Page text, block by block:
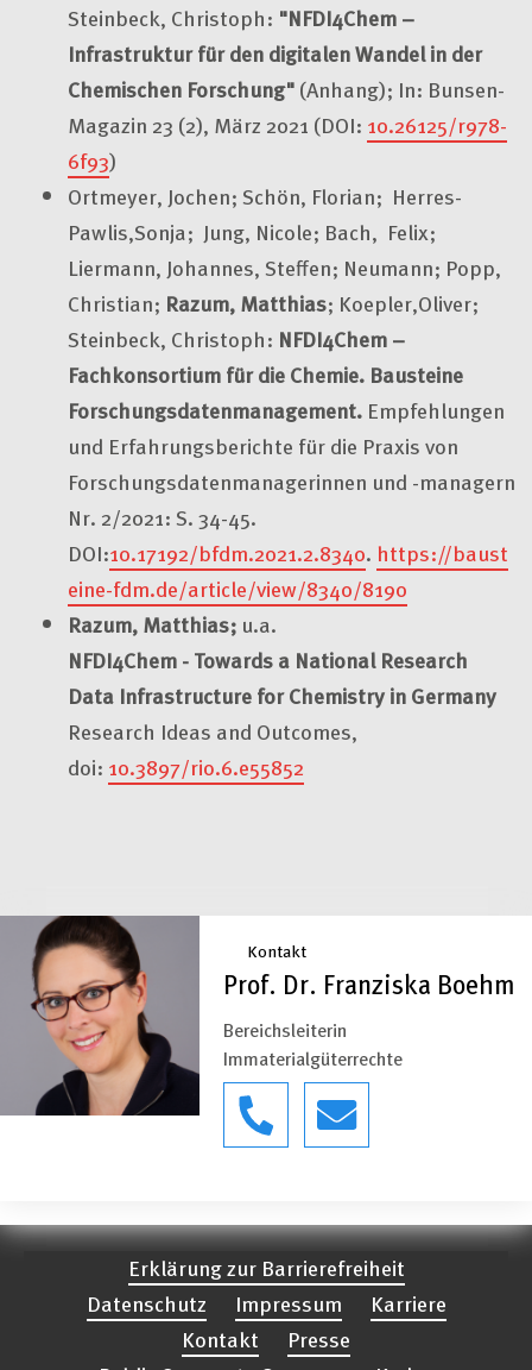
Steinbeck, Christoph: "NFDI4Chem –
Infrastruktur für den digitalen Wandel in der
Chemischen Forschung"(Anhang); In: Bunsen-
Magazin 23 (2), März 2021 (DOI: 10.26125/r978-
6f93)
Ortmeyer, Jochen; Schön, Florian; Herres-
Pawlis,Sonja; Jung, Nicole; Bach, Felix;
Liermann, Johannes, Steffen; Neumann; Popp,
Christian; Razum, Matthias; Koepler,Oliver;
Steinbeck, Christoph: NFDI4Chem –
Fachkonsortium für die Chemie. Bausteine
Forschungsdatenmanagement. Empfehlungen
und Erfahrungsberichte für die Praxis von
Forschungsdatenmanagerinnen und -managern
Nr. 2/2021: S. 34-45.
DOI:10.17192/bfdm.2021.2.8340. https://baust
eine-fdm.de/article/view/8340/8190
Razum, Matthias; u.a.
NFDI4Chem - Towards a National Research
Data Infrastructure for Chemistry in Germany
Research Ideas and Outcomes,
doi: 10.3897/rio.6.e55852
Kontakt
Prof. Dr. Franziska Boehm
Bereichsleiterin
Immaterialgüterrechte
Erklärung zur Barrierefreiheit
Datenschutz
Impressum
Karriere
Kontakt
Presse